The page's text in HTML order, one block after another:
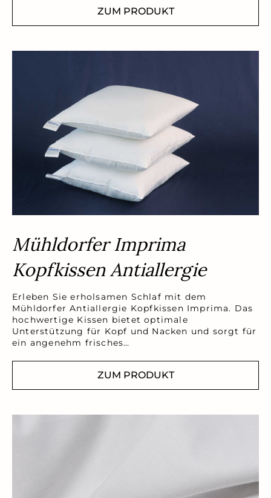
ZUM PRODUKT
Mühldorfer Imprima
Kopfkissen Antiallergie
Erleben Sie erholsamen Schlaf mit dem
Mühldorfer Antiallergie Kopfkissen Imprima. Das
hochwertige Kissen bietet optimale
Unterstützung für Kopf und Nacken und sorgt für
ein angenehm frisches…
ZUM PRODUKT